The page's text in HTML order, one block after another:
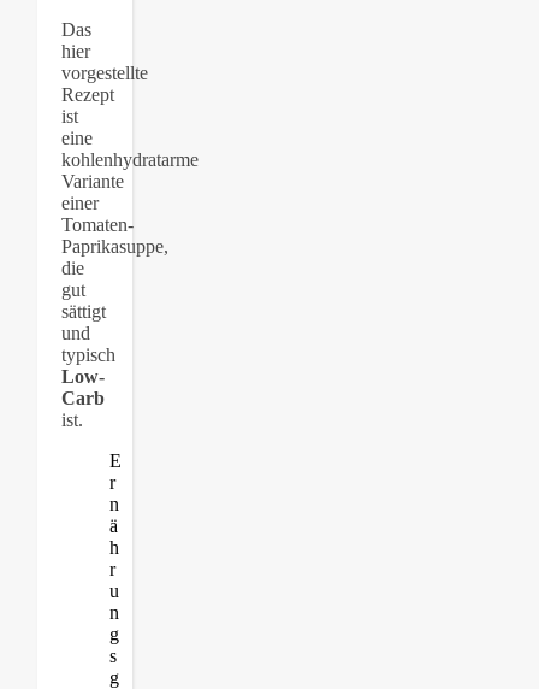
Das
hier
vorgestellte
Rezept
ist
eine
kohlenhydratarme
Variante
einer
Tomaten-
Paprikasuppe,
die
gut
sättigt
und
typisch
Low-
Carb
ist.
E
r
n
ä
h
r
u
n
g
s
g